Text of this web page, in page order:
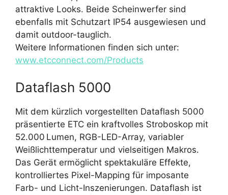
attraktive Looks. Beide Scheinwerfer sind
ebenfalls mit Schutzart IP54 ausgewiesen und
damit outdoor-tauglich.
Weitere Informationen finden sich unter:
www.etcconnect.com/Products
Dataflash 5000
Mit dem kürzlich vorgestellten Dataflash 5000
präsentierte ETC ein kraftvolles Stroboskop mit
52.000 Lumen, RGB-LED-Array, variabler
Weißlichttemperatur und vielseitigen Makros.
Das Gerät ermöglicht spektakuläre Effekte,
kontrolliertes Pixel-Mapping für imposante
Farb- und Licht-Inszenierungen. Dataflash ist